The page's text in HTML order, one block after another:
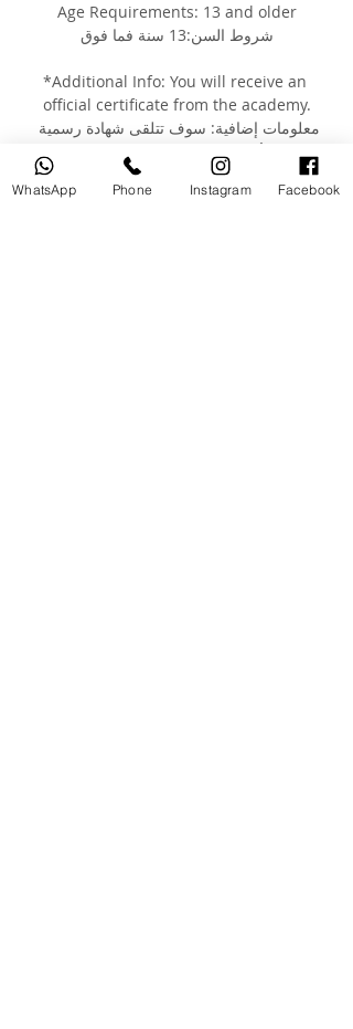
Age Requirements: 13 and older
شروط السن:13 سنة فما فوق
*Additional Info: You will receive an
official certificate from the academy.
معلومات إضافية: سوف تتلقى شهادة رسمية
من الأكاديمية بعد إتمام الدورة التدريبية
You can check our instagram account to
WhatsApp Phone Instagram Facebook